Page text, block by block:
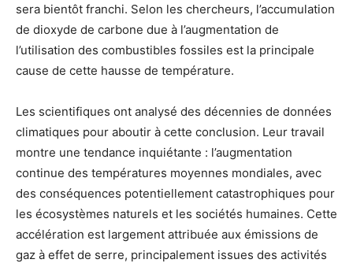
sera bientôt franchi. Selon les chercheurs, l’accumulation
de dioxyde de carbone due à l’augmentation de
l’utilisation des combustibles fossiles est la principale
cause de cette hausse de température.
Les scientifiques ont analysé des décennies de données
climatiques pour aboutir à cette conclusion. Leur travail
montre une tendance inquiétante : l’augmentation
continue des températures moyennes mondiales, avec
des conséquences potentiellement catastrophiques pour
les écosystèmes naturels et les sociétés humaines. Cette
accélération est largement attribuée aux émissions de
gaz à effet de serre, principalement issues des activités